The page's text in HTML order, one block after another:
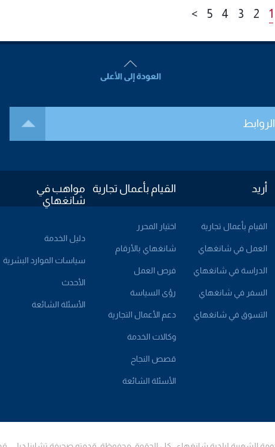
1
2
3
4
5
>
الروابط
أريد
القيام بأعمال تجارية
العمل في شانغهاي
الدراسة في شانغهاي
السفر في شانغهاي
التسوق في شانغهاي
القيام بأعمال تجارية
اختيار المحرر
شانغهاي بالأرقام
فرص العمل
رؤى السياسة
دعم الأعمال التجارية
وكالات الخدمة
قصص النجاح
الأسئلة الشائعة
مواهب في
شانغهاي
دليل الخدمة
سياسات الموارد البشرية
الأحدث
الأسئلة الشائعة